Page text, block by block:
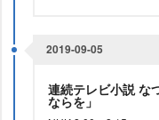
2019-09-05
連続テレビ小説 な
ならを」